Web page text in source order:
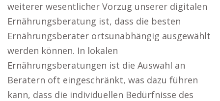
weiterer wesentlicher Vorzug unserer digitalen
Ernährungsberatung ist, dass die besten
Ernährungsberater ortsunabhängig ausgewählt
werden können. In lokalen
Ernährungsberatungen ist die Auswahl an
Beratern oft eingeschränkt, was dazu führen
kann, dass die individuellen Bedürfnisse des